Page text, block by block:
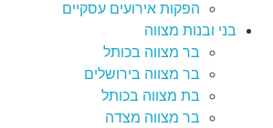
הפקות אירועים עסקיים
בני ובנות מצווה
בר מצווה בכותל
בר מצווה בירושלים
בת מצווה בכותל
בר מצווה מצדה